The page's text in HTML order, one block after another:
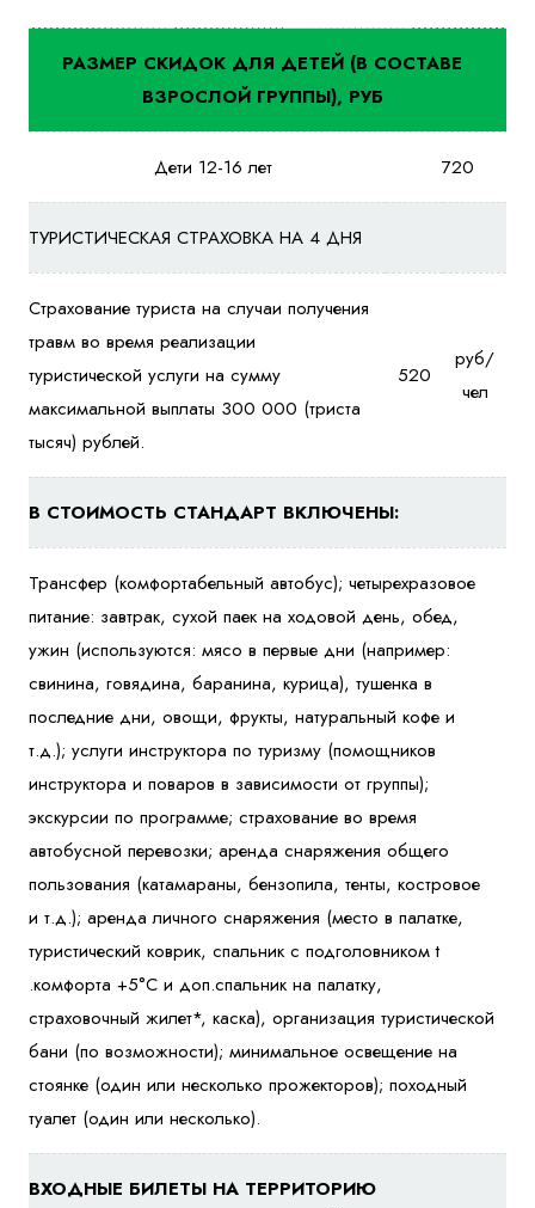
РАЗМЕР СКИДОК ДЛЯ ДЕТЕЙ (В СОСТАВЕ
ВЗРОСЛОЙ ГРУППЫ), РУБ
Дети 12-16 лет 720
ТУРИСТИЧЕСКАЯ СТРАХОВКА НА 4 ДНЯ
Страхование туриста на случаи получения
травм во время реализации
туристической услуги на сумму
максимальной выплаты 300 000 (триста
тысяч) рублей.
520
руб/
чел
В СТОИМОСТЬ СТАНДАРТ ВКЛЮЧЕНЫ:
Трансфер (комфортабельный автобус); четырехразовое
питание: завтрак, сухой паек на ходовой день, обед,
ужин (используются: мясо в первые дни (например:
свинина, говядина, баранина, курица), тушенка в
последние дни, овощи, фрукты, натуральный кофе и
т.д.); услуги инструктора по туризму (помощников
инструктора и поваров в зависимости от группы);
экскурсии по программе; страхование во время
автобусной перевозки; аренда снаряжения общего
пользования (катамараны, бензопила, тенты, костровое
и т.д.); аренда личного снаряжения (место в палатке,
туристический коврик, cпальник с подголовником t
.комфорта +5°С и доп.спальник на палатку,
страховочный жилет*, каска), организация туристической
бани (по возможности); минимальное освещение на
стоянке (один или несколько прожекторов); походный
туалет (один или несколько).
ВХОДНЫЕ БИЛЕТЫ НА ТЕРРИТОРИЮ